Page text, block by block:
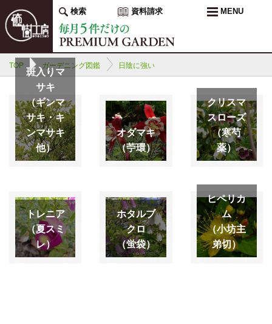
検索 資料請求 MENU
TOP ガーデニング図鑑 日陰に強い
斑入りマ
サキ
（ギンマ
サキ・キ
ンマサキ
他）
オダマキ
（苧環）
クリスマ
スローズ
（寒芍
薬）
トレニア
（夏スミ
レ）
ホタルブ
クロ
（蛍袋）
ヒペリカ
ム
（小坊主
弟切）